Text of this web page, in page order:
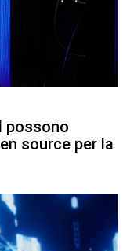
possono
source per la